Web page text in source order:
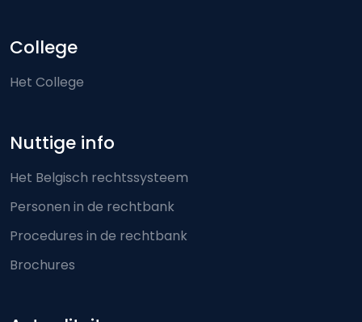
College
Het College
Nuttige info
Het Belgisch rechtssysteem
Personen in de rechtbank
Procedures in de rechtbank
Brochures